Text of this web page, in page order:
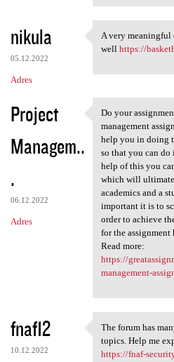
nikula
05.12.2022
Adres
A very
A very
well https://
Project
Managem..
.
06.12.2022
Adres
Do your
Do your
management
help you in doing
so that you can
help of this you
which will
academics and a
important it is to
order to achieve
for the assignment
Read more:
https://
management-
fnaf12
10.12.2022
The forum has
The forum has
topics. Help me
https://fnaf-